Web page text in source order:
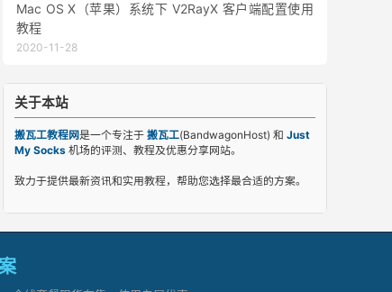
Mac OS X（苹果）系统下 V2RayX 客户端配置使用
教程
2020-11-28
关于本站
搬瓦工教程网是一个专注于 搬瓦工(BandwagonHost) 和 Just
My Socks 机场的评测、教程及优惠分享网站。
致力于提供最新资讯和实用教程，帮助您选择最合适的方案。